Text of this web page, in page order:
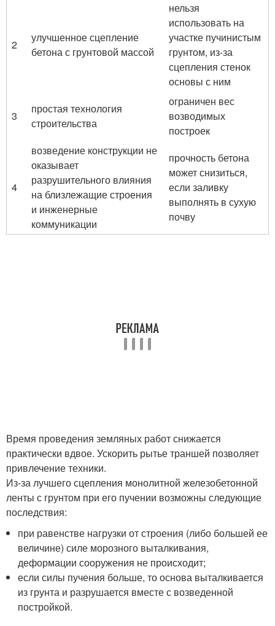
2
улучшенное сцепление
бетона с грунтовой массой
нельзя
использовать на
участке пучинистым
грунтом, из-за
сцепления стенок
основы с ним
3
простая технология
строительства
ограничен вес
возводимых
построек
4
возведение конструкции не
оказывает
разрушительного влияния
на близлежащие строения
и инженерные
коммуникации
прочность бетона
может снизиться,
если заливку
выполнять в сухую
почву
Время проведения земляных работ снижается
практически вдвое. Ускорить рытье траншей позволяет
привлечение техники.
Из-за лучшего сцепления монолитной железобетонной
ленты с грунтом при его пучении возможны следующие
последствия:
при равенстве нагрузки от строения (либо большей ее
величине) силе морозного выталкивания,
деформации сооружения не происходит;
если силы пучения больше, то основа выталкивается
из грунта и разрушается вместе с возведенной
постройкой.